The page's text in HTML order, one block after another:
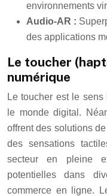
environnements
Audio-AR :
des applications
Le toucher
numérique
Le toucher est le
le monde digital.
offrent des solutions
des sensations
secteur en pleine
potentielles dans
commerce en ligne.